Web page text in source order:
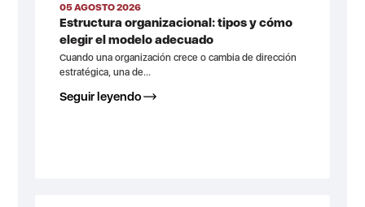
05 AGOSTO 2026
Estructura organizacional: tipos y cómo
elegir el modelo adecuado
Cuando una organización crece o cambia de dirección
estratégica, una de...
Seguir leyendo